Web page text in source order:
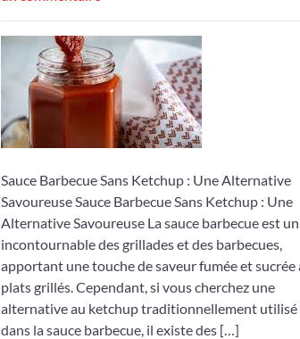
de
Sauce
Barbecue
Sans
Ketchup
:
Alternative
Savoureuse
Sauce Barbecue Sans Ketchup : Une Alternative
Savoureuse Sauce Barbecue Sans Ketchup : Une
Alternative Savoureuse La sauce barbecue est un
incontournable des grillades et des barbecues,
apportant une touche de saveur fumée et sucrée
plats grillés. Cependant, si vous cherchez une
alternative au ketchup traditionnellement utilisé
dans la sauce barbecue, il existe des […]